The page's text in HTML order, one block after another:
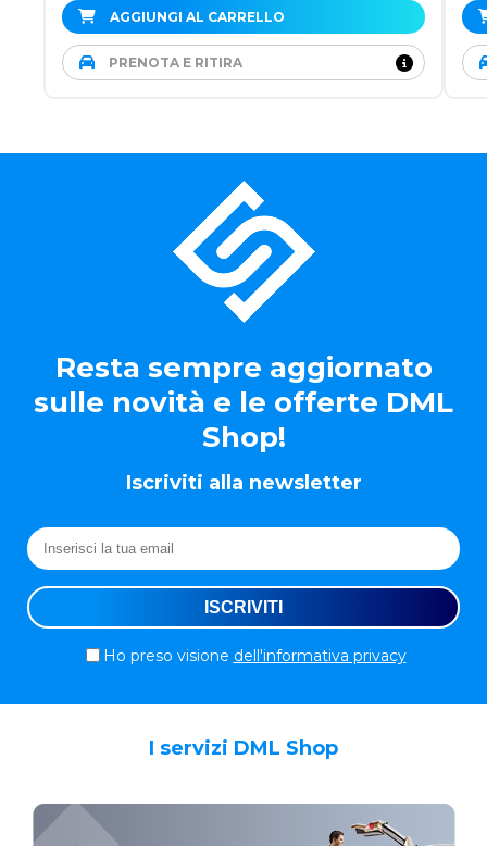
AGGIUNGI AL CARRELLO
PRENOTA E RITIRA
Resta sempre aggiornato
sulle novità e le offerte DML
Shop!
Iscriviti alla newsletter
Ho preso visione dell'informativa privacy
I servizi DML Shop